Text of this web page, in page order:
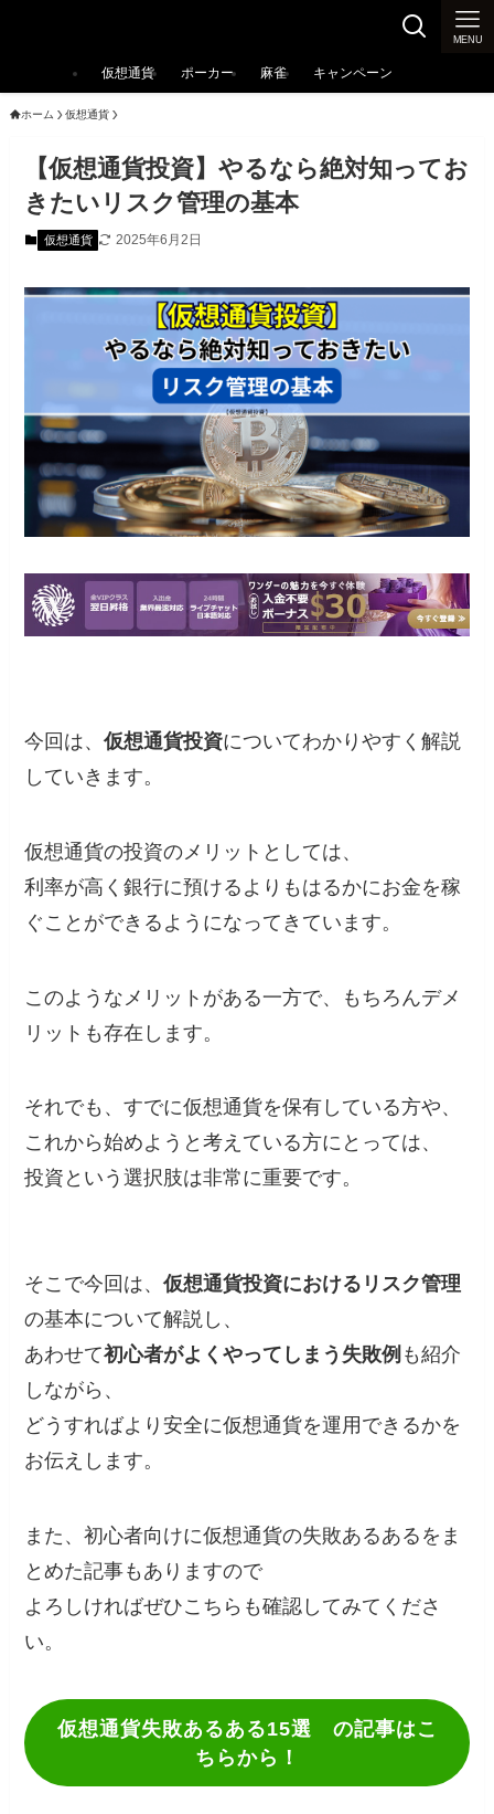
MENU
仮想通貨 ポーカー 麻雀 キャンペーン
ホーム 仮想通貨
【仮想通貨投資】やるなら絶対知ってお
きたいリスク管理の基本
仮想通貨 2025年6月2日
今回は、仮想通貨投資についてわかりやすく解説
していきます。
仮想通貨の投資のメリットとしては、
利率が高く銀行に預けるよりもはるかにお金を稼
ぐことができるようになってきています。
このようなメリットがある一方で、もちろんデメ
リットも存在します。
それでも、すでに仮想通貨を保有している方や、
これから始めようと考えている方にとっては、
投資という選択肢は非常に重要です。
そこで今回は、仮想通貨投資におけるリスク管理
の基本について解説し、
あわせて初心者がよくやってしまう失敗例 も紹介
しながら、
どうすればより安全に仮想通貨を運用できるかを
お伝えします。
また、初心者向けに仮想通貨の失敗あるあるをま
とめた記事もありますので
よろしければぜひこちらも確認してみてくださ
い。
仮想通貨失敗あるある15選 の記事はこ
ちらから！